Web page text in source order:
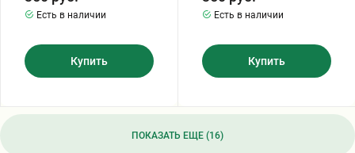
Есть в наличии
Купить
Есть в наличии
Купить
ПОКАЗАТЬ ЕЩЕ (16)